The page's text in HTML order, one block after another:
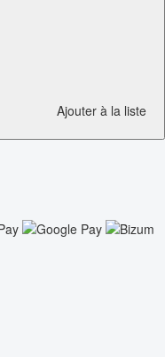
Ajouter à la liste